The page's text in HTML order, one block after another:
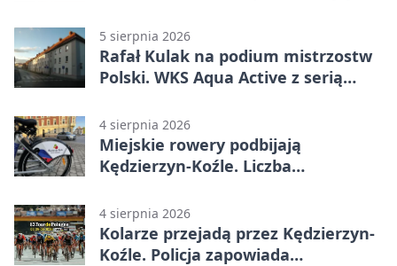
5 sierpnia 2026
Rafał Kulak na podium mistrzostw
Polski. WKS Aqua Active z serią
4 sierpnia 2026
Miejskie rowery podbijają
Kędzierzyn-Koźle. Liczba
4 sierpnia 2026
Kolarze przejadą przez Kędzierzyn-
Koźle. Policja zapowiada